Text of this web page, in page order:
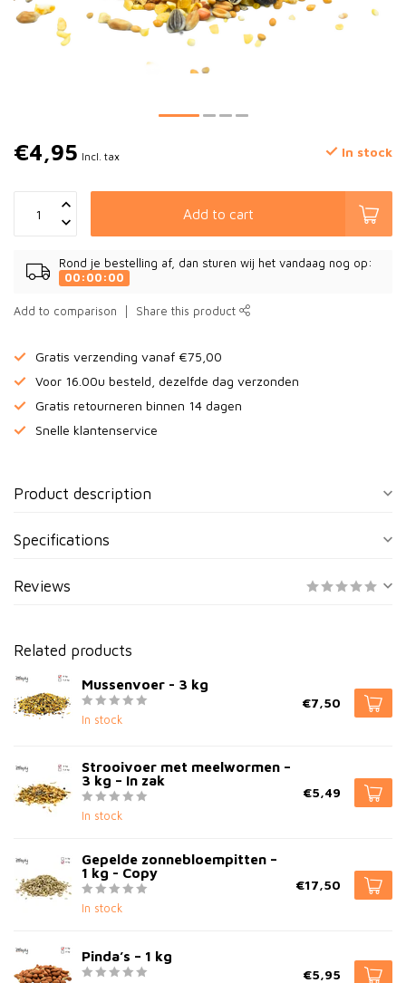
€4,95 Incl. tax In stock
Add to cart
Rond je bestelling af, dan sturen wij het vandaag nog op:
00:00:00
Add to comparison Share this product
Gratis verzending vanaf €75,00
Voor 16.00u besteld, dezelfde dag verzonden
Gratis retourneren binnen 14 dagen
Snelle klantenservice
Product description
Specifications
Reviews
Related products
Mussenvoer - 3 kg
In stock
€7,50
Strooivoer met meelwormen –
3 kg – In zak
In stock
€5,49
Gepelde zonnebloempitten –
1 kg - Copy
In stock
€17,50
Pinda’s – 1 kg
€5,95